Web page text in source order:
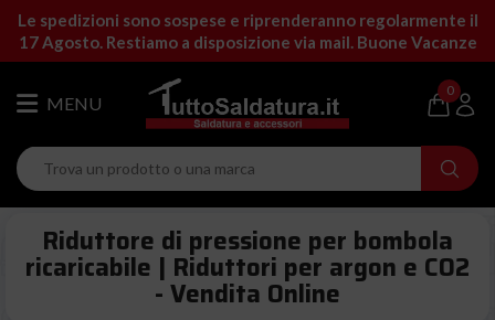
Le spedizioni sono sospese e riprenderanno regolarmente il
17 Agosto. Restiamo a disposizione via mail. Buone Vacanze
0
Riduttore di pressione per bombola
ricaricabile | Riduttori per argon e CO2
- Vendita Online